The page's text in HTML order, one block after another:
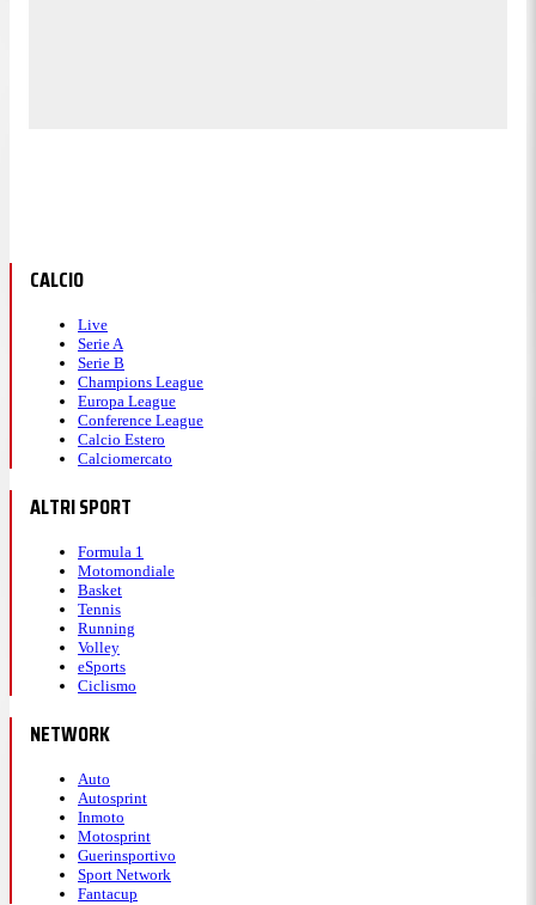
CALCIO
Live
Serie A
Serie B
Champions League
Europa League
Conference League
Calcio Estero
Calciomercato
ALTRI SPORT
Formula 1
Motomondiale
Basket
Tennis
Running
Volley
eSports
Ciclismo
NETWORK
Auto
Autosprint
Inmoto
Motosprint
Guerinsportivo
Sport Network
Fantacup